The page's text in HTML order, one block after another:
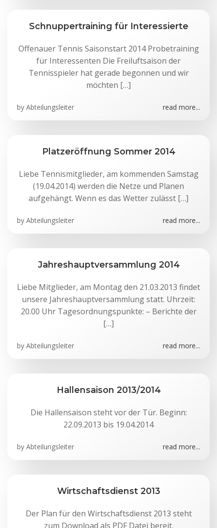
Schnuppertraining für Interessierte
Offenauer Tennis Saisonstart 2014 Probetraining
für Interessenten Die Freiluftsaison der
Tennisspieler hat gerade begonnen und wir
möchten […]
by Abteilungsleiter read more...
Platzeröffnung Sommer 2014
Liebe Tennismitglieder, am kommenden Samstag
(19.04.2014) werden die Netze und Planen
aufgehängt. Wenn es das Wetter zulässt […]
by Abteilungsleiter read more...
Jahreshauptversammlung 2014
Liebe Mitglieder, am Montag den 21.03.2013 findet
unsere Jahreshauptversammlung statt. Uhrzeit:
20.00 Uhr Tagesordnungspunkte: – Berichte der
[…]
by Abteilungsleiter read more...
Hallensaison 2013/2014
Die Hallensaison steht vor der Tür. Beginn:
22.09.2013 bis 19.04.2014
by Abteilungsleiter read more...
Wirtschaftsdienst 2013
Der Plan für den Wirtschaftsdienst 2013 steht
zum Download als PDF Datei bereit.